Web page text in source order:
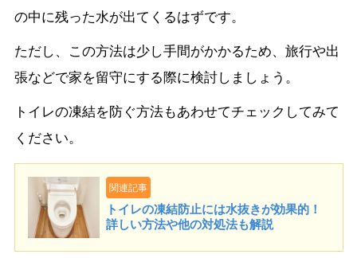
の中に残った水が出てくるはずです。
ただし、この方法は少し手間がかかるため、旅行や出
張などで家を留守にする際に検討しましょう。
トイレの凍結を防ぐ方法もあわせてチェックしてみて
ください。
関連記事
トイレの凍結防止には水抜きが効果的！
詳しい方法や他の対処法も解説